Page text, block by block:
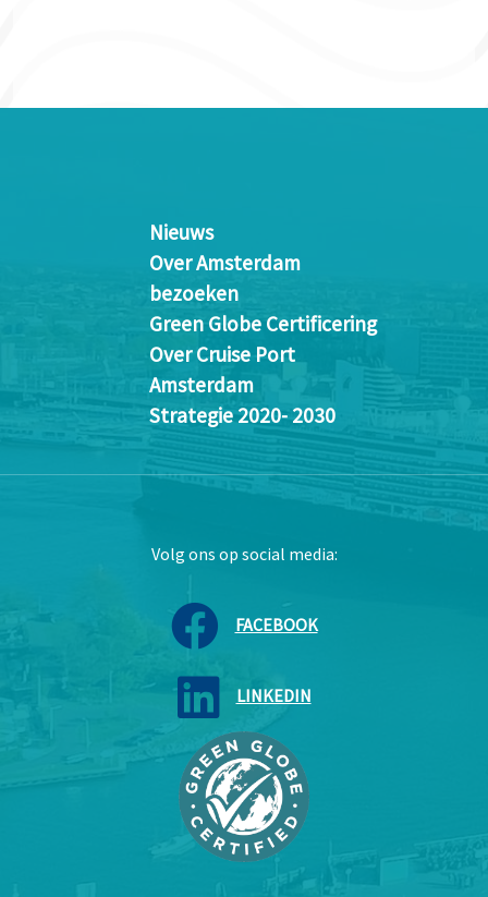
Nieuws
Over Amsterdam
bezoeken
Green Globe Certificering
Over Cruise Port
Amsterdam
Strategie 2020- 2030
Volg ons op social media:
FACEBOOK
LINKEDIN